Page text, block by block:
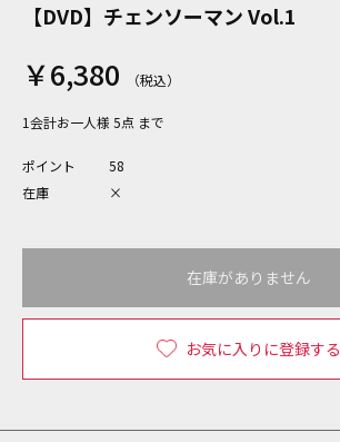
【DVD】チェンソーマン Vol.1
￥6,380
1会計お一人様 5点 まで
ポイント
58
在庫
×
お気に入りに登録する
在庫がありません